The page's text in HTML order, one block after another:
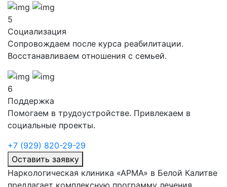
5
Социализация
Сопровождаем после курса реабилитации.
Восстанавливаем отношения с семьей.
6
Поддержка
Помогаем в трудоустройстве. Привлекаем в
социальные проекты.
+7 (929) 820-29-29
Оставить заявку
Наркологическая клиника «АРМА» в Белой Калитве